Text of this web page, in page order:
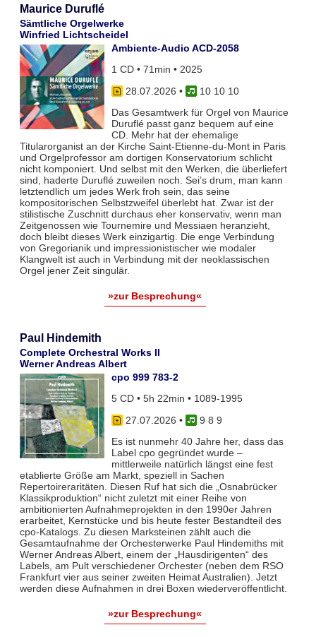
Maurice Duruflé
Sämtliche Orgelwerke
Winfried Lichtscheidel
Ambiente-Audio ACD-2058
1 CD • 71min • 2025
28.07.2026 •
10 10 10
Das Gesamtwerk für Orgel von Maurice
Duruflé passt ganz bequem auf eine
CD. Mehr hat der ehemalige
Titularorganist an der Kirche Saint-Etienne-du-Mont in Paris
und Orgelprofessor am dortigen Konservatorium schlicht
nicht komponiert. Und selbst mit den Werken, die überliefert
sind, haderte Duruflé zuweilen noch. Sei’s drum, man kann
letztendlich um jedes Werk froh sein, das seine
kompositorischen Selbstzweifel überlebt hat. Zwar ist der
stilistische Zuschnitt durchaus eher konservativ, wenn man
Zeitgenossen wie Tournemire und Messiaen heranzieht,
doch bleibt dieses Werk einzigartig. Die enge Verbindung
von Gregorianik und impressionistischer wie modaler
Klangwelt ist auch in Verbindung mit der neoklassischen
Orgel jener Zeit singulär.
»zur Besprechung«
Paul Hindemith
Complete Orchestral Works II
Werner Andreas Albert
cpo 999 783-2
5 CD • 5h 22min • 1089-1995
27.07.2026 •
9 8 9
Es ist nunmehr 40 Jahre her, dass das
Label cpo gegründet wurde –
mittlerweile natürlich längst eine fest
etablierte Größe am Markt, speziell in Sachen
Repertoireraritäten. Diesen Ruf hat sich die „Osnabrücker
Klassikproduktion“ nicht zuletzt mit einer Reihe von
ambitionierten Aufnahmeprojekten in den 1990er Jahren
erarbeitet, Kernstücke und bis heute fester Bestandteil des
cpo-Katalogs. Zu diesen Marksteinen zählt auch die
Gesamtaufnahme der Orchesterwerke Paul Hindemiths mit
Werner Andreas Albert, einem der „Hausdirigenten“ des
Labels, am Pult verschiedener Orchester (neben dem RSO
Frankfurt vier aus seiner zweiten Heimat Australien). Jetzt
werden diese Aufnahmen in drei Boxen wiederveröffentlicht.
»zur Besprechung«